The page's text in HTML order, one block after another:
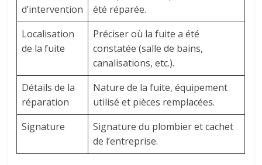
d’intervention
été réparée.
Localisation
de la fuite
Préciser où la fuite a été
constatée (salle de bains,
canalisations, etc.).
Détails de la
réparation
Nature de la fuite, équipement
utilisé et pièces remplacées.
Signature
Signature du plombier et cachet
de l’entreprise.